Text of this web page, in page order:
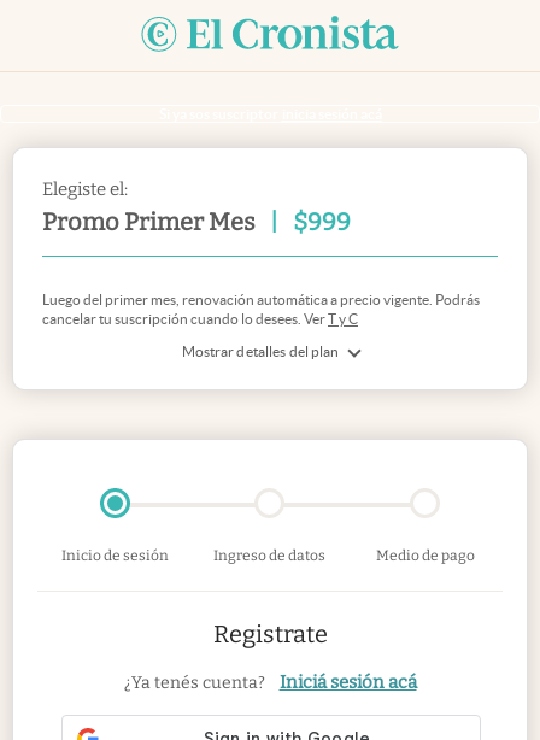
Elegiste el:
Promo Primer Mes $999
Mostrar detalles del plan
Luego del primer mes, renovación automática a precio vigente. Podrás
cancelar tu suscripción cuando lo desees. VerT y C
Inicio de sesión Ingreso de datos Medio de pago
Registrate
¿Ya tenés cuenta? Iniciá sesión acá